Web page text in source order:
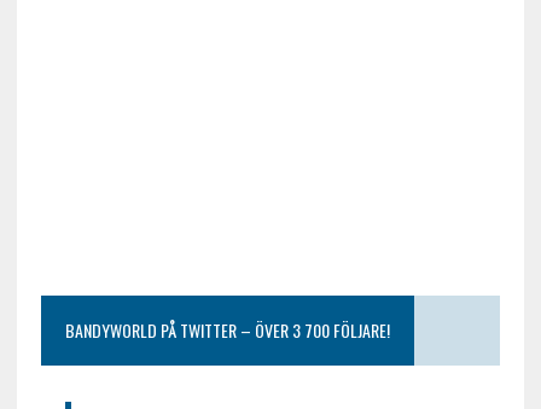
BANDYWORLD PÅ TWITTER – ÖVER 3 700 FÖLJARE!